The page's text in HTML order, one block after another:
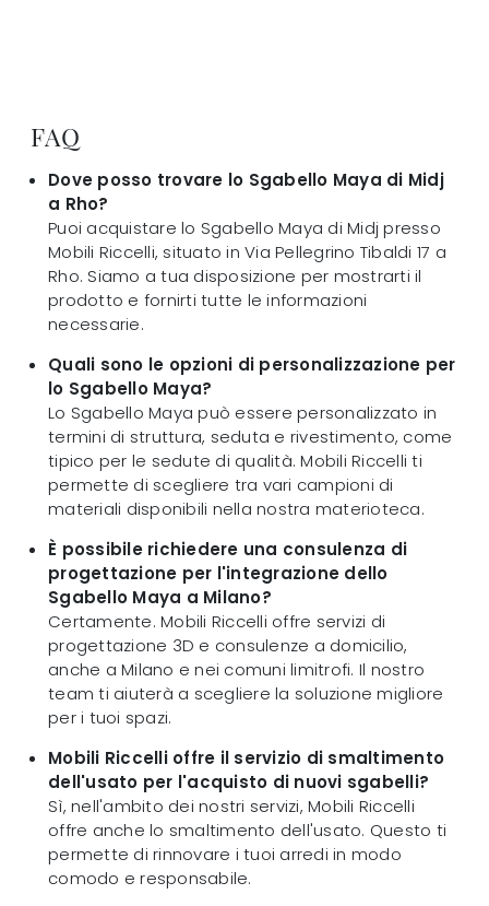
FAQ
Dove posso trovare lo Sgabello Maya di Midj
a Rho?
Puoi acquistare lo Sgabello Maya di Midj presso
Mobili Riccelli, situato in Via Pellegrino Tibaldi 17 a
Rho. Siamo a tua disposizione per mostrarti il
prodotto e fornirti tutte le informazioni
necessarie.
Quali sono le opzioni di personalizzazione per
lo Sgabello Maya?
Lo Sgabello Maya può essere personalizzato in
termini di struttura, seduta e rivestimento, come
tipico per le sedute di qualità. Mobili Riccelli ti
permette di scegliere tra vari campioni di
materiali disponibili nella nostra materioteca.
È possibile richiedere una consulenza di
progettazione per l'integrazione dello
Sgabello Maya a Milano?
Certamente. Mobili Riccelli offre servizi di
progettazione 3D e consulenze a domicilio,
anche a Milano e nei comuni limitrofi. Il nostro
team ti aiuterà a scegliere la soluzione migliore
per i tuoi spazi.
Mobili Riccelli offre il servizio di smaltimento
dell'usato per l'acquisto di nuovi sgabelli?
Sì, nell'ambito dei nostri servizi, Mobili Riccelli
offre anche lo smaltimento dell'usato. Questo ti
permette di rinnovare i tuoi arredi in modo
comodo e responsabile.